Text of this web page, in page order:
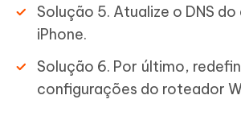
Solução 5. Atualize o DNS
iPhone.
Solução 6. Por último,
configurações do roteador